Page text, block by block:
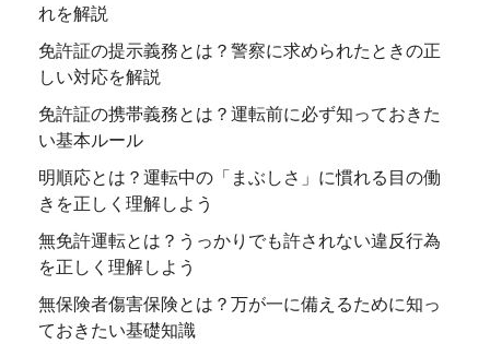
れを解説
免許証の提示義務とは？警察に求められたときの正
しい対応を解説
免許証の携帯義務とは？運転前に必ず知っておきた
い基本ルール
明順応とは？運転中の「まぶしさ」に慣れる目の働
きを正しく理解しよう
無免許運転とは？うっかりでも許されない違反行為
を正しく理解しよう
無保険者傷害保険とは？万が一に備えるために知っ
ておきたい基礎知識